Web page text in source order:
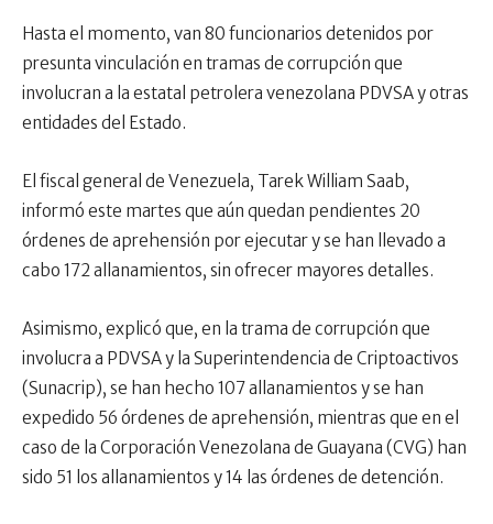
Hasta el momento, van 80 funcionarios detenidos por
presunta vinculación en tramas de corrupción que
involucran a la estatal petrolera venezolana PDVSA y otras
entidades del Estado.
El fiscal general de Venezuela, Tarek William Saab,
informó este martes que aún quedan pendientes 20
órdenes de aprehensión por ejecutar y se han llevado a
cabo 172 allanamientos, sin ofrecer mayores detalles.
Asimismo, explicó que, en la trama de corrupción que
involucra a PDVSA y la Superintendencia de Criptoactivos
(Sunacrip), se han hecho 107 allanamientos y se han
expedido 56 órdenes de aprehensión, mientras que en el
caso de la Corporación Venezolana de Guayana (CVG) han
sido 51 los allanamientos y 14 las órdenes de detención.